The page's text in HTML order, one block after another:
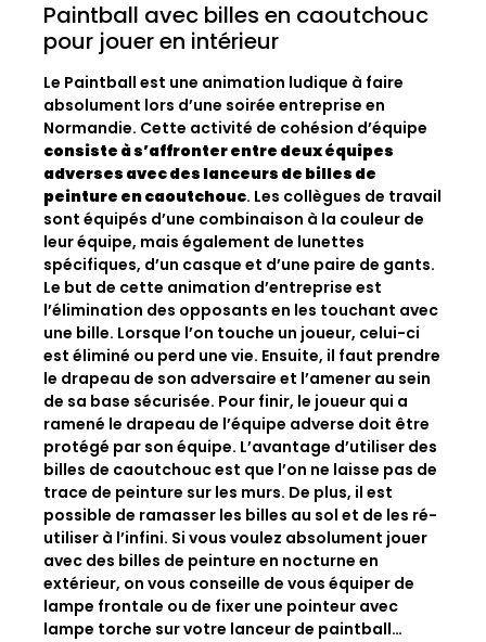
Paintball avec billes en caoutchouc
pour jouer en intérieur
Le Paintball est une animation ludique à faire
absolument lors d’une soirée entreprise en
Normandie. Cette activité de cohésion d’équipe
consiste à s’affronter entre deux équipes
adverses avec des lanceurs de billes de
peinture en caoutchouc. Les collègues de travail
sont équipés d’une combinaison à la couleur de
leur équipe, mais également de lunettes
spécifiques, d’un casque et d’une paire de gants.
Le but de cette animation d’entreprise est
l’élimination des opposants en les touchant avec
une bille. Lorsque l’on touche un joueur, celui-ci
est éliminé ou perd une vie. Ensuite, il faut prendre
le drapeau de son adversaire et l’amener au sein
de sa base sécurisée. Pour finir, le joueur qui a
ramené le drapeau de l’équipe adverse doit être
protégé par son équipe. L’avantage d’utiliser des
billes de caoutchouc est que l’on ne laisse pas de
trace de peinture sur les murs. De plus, il est
possible de ramasser les billes au sol et de les ré-
utiliser à l’infini. Si vous voulez absolument jouer
avec des billes de peinture en nocturne en
extérieur, on vous conseille de vous équiper de
lampe frontale ou de fixer une pointeur avec
lampe torche sur votre lanceur de paintball…